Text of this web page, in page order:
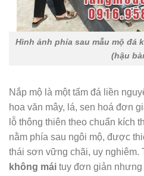
Hình ảnh phía sau mẫu mộ đá
(hậu
Nắp mộ là một tấm đá liền
hoa văn mây, lá, sen hoá đơn
lỗ thông thiên theo chuẩn kích
nằm phía sau ngôi mộ, được
thái sơn vững chãi, uy nghiêm.
không mái tuy đơn giản